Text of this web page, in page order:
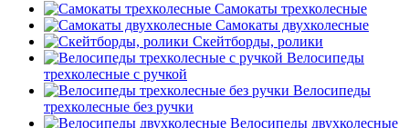
Самокаты трехколесные
Самокаты двухколесные
Скейтборды, ролики
Велосипеды
трехколесные с ручкой
Велосипеды
трехколесные без ручки
Велосипеды двухколесные